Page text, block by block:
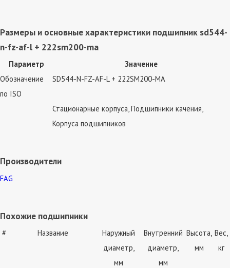
Размеры и основные характеристики подшипник sd544-
n-fz-af-l + 222sm200-ma
Параметр
Значение
Обозначение
по ISO
SD544-N-FZ-AF-L + 222SM200-MA
Стационарные корпуса, Подшипники качения,
Корпуса подшипников
Производители
FAG
Похожие подшипники
# Название
Наружный
диаметр,
мм
Внутренний
диаметр,
мм
Высота,
мм
Вес,
кг